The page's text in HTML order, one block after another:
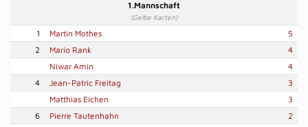
1.Mannschaft
(Gelbe Karten)
1 Martin Mothes
5
2
Mario Rank
4
Niwar Amin
4
4
Jean-Patric Freitag
3
Matthias Eichen
3
6
Pierre Tautenhahn
2